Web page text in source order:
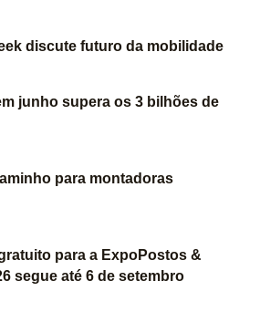
discute futuro da mobilidade
junho supera os 3 bilhões de
para montadoras
para a ExpoPostos &
segue até 6 de setembro